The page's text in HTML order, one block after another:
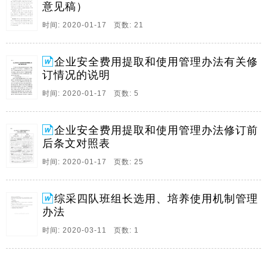
4、企业安全生产费用提取和使用管理办法 2012 年 2 月
24 日实施 第一章 总 则 第一条 为了建立企业安全生产
民共和国安全生产法 等有关法律 法规和 国务院关于加
强安全生产 工作的决定 国发 2004 2 号 和 国务院关于
进一步加强企业安全生产 工作的通知 国发 2010 23 号
5、企业安全生产费用提取和使用管理办法第一章总则第
一条为了建立企业安全生产投入长效机制，加强安全生
产费用管理，保障企业安全生产资金投入，维护企业、
职工以及社会公共利益，依据中华人民共和国安全生产
法等有关法律法规和国务院关于加强安全生产工作的决
定（国发20042号）和国务院关于进一步加强企业安全
生产工作的通知（国发201023号），制定本办法。第二
条在中华人民共和。
号第一章总则第一条为了建立企业安全生产投入长效机
意见稿）
时间: 2020-01-17 页数: 21
企业安全费用提取和使用管理办法有关修
订情况的说明
时间: 2020-01-17 页数: 5
企业安全费用提取和使用管理办法修订前
后条文对照表
时间: 2020-01-17 页数: 25
综采四队班组长选用、培养使用机制管理
办法
时间: 2020-03-11 页数: 1